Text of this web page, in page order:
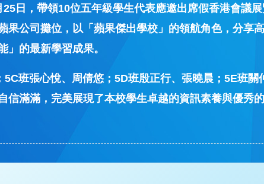
日，帶領10位五年級學生代表應邀出席假香港會議
公司攤位，以「蘋果傑出學校」的領航角色，分享
的最新學習成果。
班張心悅、周倩悠；5D班殷正行、張曉晨；5E班
滿滿，完美展現了本校學生卓越的資訊素養與優秀